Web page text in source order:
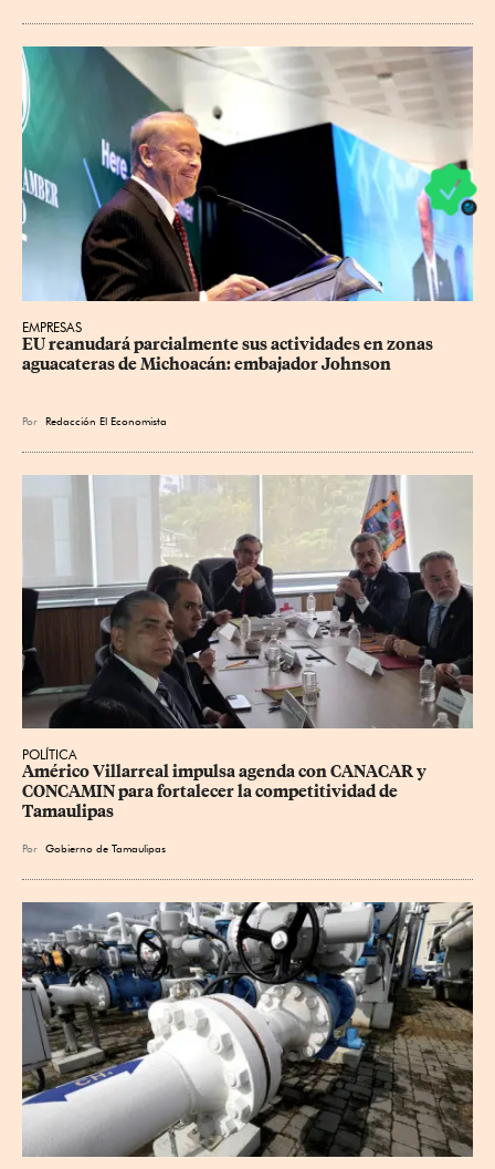
EMPRESAS
EU reanudará parcialmente sus actividades en zonas
aguacateras de Michoacán: embajador Johnson
Por Redacción El Economista
POLÍTICA
Américo Villarreal impulsa agenda con CANACAR y
CONCAMIN para fortalecer la competitividad de
Tamaulipas
Por Gobierno de Tamaulipas